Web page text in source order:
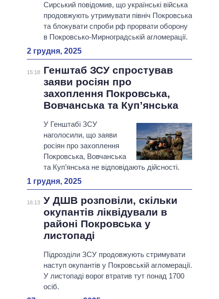
Сирський повідомив, що українські війська
продовжують утримувати північ Покровська
та блокувати спроби рф прорвати оборону
в Покровсько-Мирноградській агломерації.
2 грудня, 2025
15:18
Генштаб ЗСУ спростував
заяви росіян про
захоплення Покровська,
Вовчанська та Куп’янська
У Генштабі ЗСУ
наголосили, що заяви
росіян про захоплення
Покровська, Вовчанська
та Куп’янська не відповідають дійсності.
1 грудня, 2025
16:13 У ДШВ розповіли, скільки
окупантів ліквідували в
районі Покровська у
листопаді
Підрозділи ЗСУ продовжують стримувати
наступ окупантів у Покровській агломерації.
У листопаді ворог втратив тут понад 1700
осіб.